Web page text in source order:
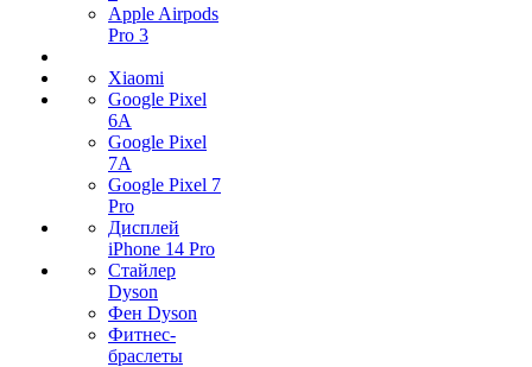
Apple Airpods
Pro 3
Xiaomi
Google Pixel
6A
Google Pixel
7А
Google Pixel 7
Pro
Дисплей
iPhone 14 Pro
Стайлер
Dyson
Фен Dyson
Фитнес-
браслеты